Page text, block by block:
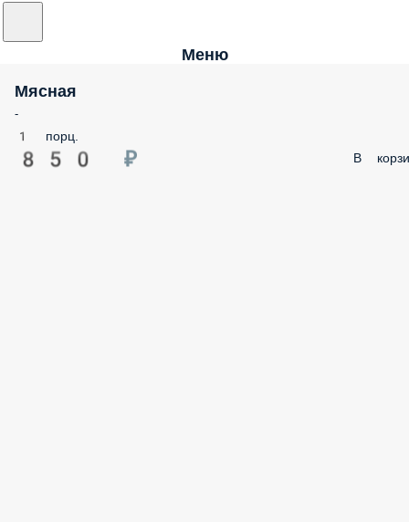
Меню
Мясная
-
1 порц.
850 ₽ В